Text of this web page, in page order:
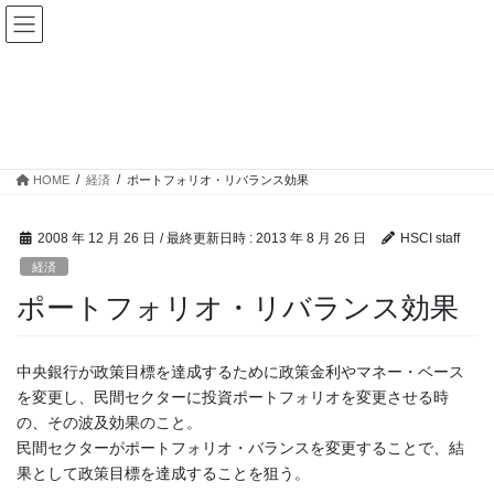
HOME 経済 ポートフォリオ・リバランス効果
2008 年 12 月 26 日 / 最終更新日時 : 2013 年 8 月 26 日 HSCI staff
経済
ポートフォリオ・リバランス効果
中央銀行が政策目標を達成するために政策金利やマネー・ベース
を変更し、民間セクターに投資ポートフォリオを変更させる時
の、その波及効果のこと。
民間セクターがポートフォリオ・バランスを変更することで、結
果として政策目標を達成することを狙う。